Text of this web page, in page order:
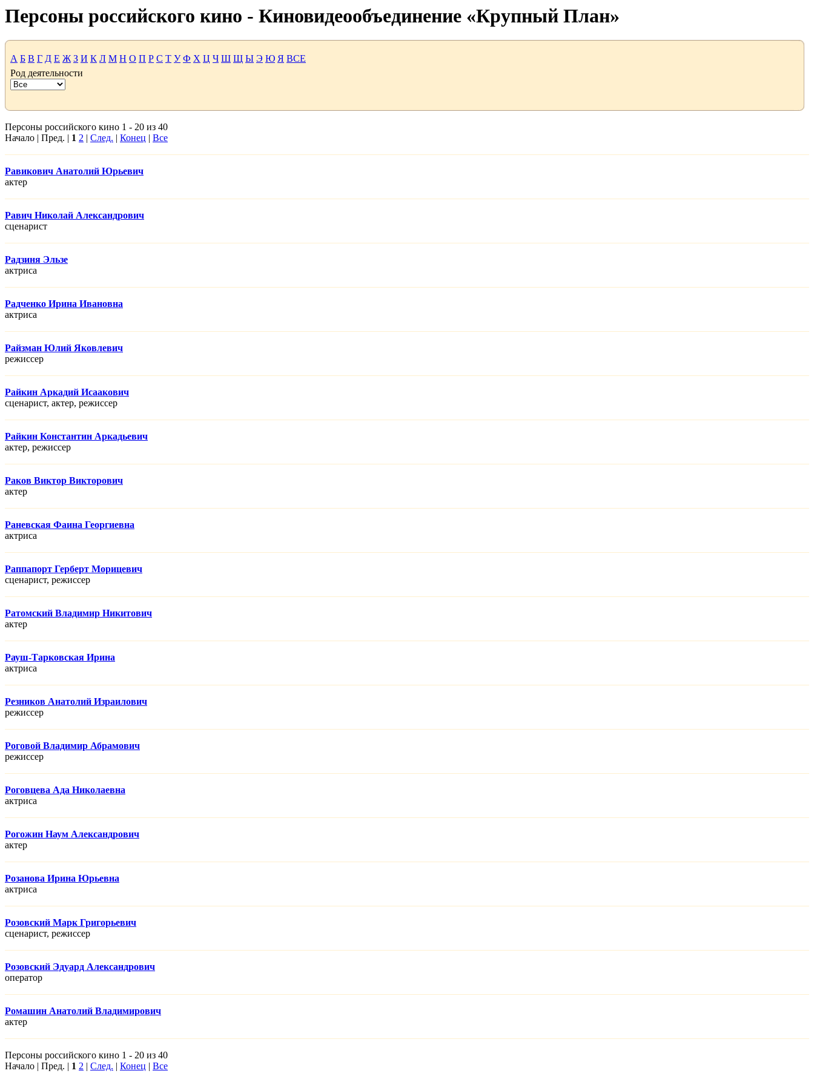
Персоны российского кино - Киновидеообъединение «Крупный План»
А Б В Г Д Е Ж З И К Л М Н О П Р С Т У Ф Х Ц Ч Ш Щ Ы Э Ю Я ВСЕ
Род деятельности
Персоны российского кино 1 - 20 из 40
Начало | Пред. | 1 2 | След. | Конец | Все
Равикович Анатолий Юрьевич
актер
Равич Николай Александрович
сценарист
Радзиня Эльзе
актриса
Радченко Ирина Ивановна
актриса
Райзман Юлий Яковлевич
режисcер
Райкин Аркадий Исаакович
сценарист, актер, режисcер
Райкин Константин Аркадьевич
актер, режисcер
Раков Виктор Викторович
актер
Раневская Фаина Георгиевна
актриса
Раппапорт Герберт Морицевич
сценарист, режисcер
Ратомский Владимир Никитович
актер
Рауш-Тарковская Ирина
актриса
Резников Анатолий Израилович
режисcер
Роговой Владимир Абрамович
режисcер
Роговцева Ада Николаевна
актриса
Рогожин Наум Александрович
актер
Розанова Ирина Юрьевна
актриса
Розовский Марк Григорьевич
сценарист, режисcер
Розовский Эдуард Александрович
оператор
Ромашин Анатолий Владимирович
актер
Персоны российского кино 1 - 20 из 40
Начало | Пред. | 1 2 | След. | Конец | Все